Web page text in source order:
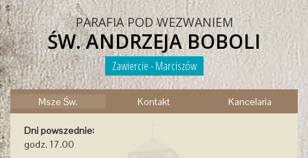
PARAFIA POD WEZWANIEM
ŚW. ANDRZEJA BOBOLI
Zawiercie - Marciszów
Msze Św. Kontakt Kancelaria
Dni powszednie:
godz. 17.00